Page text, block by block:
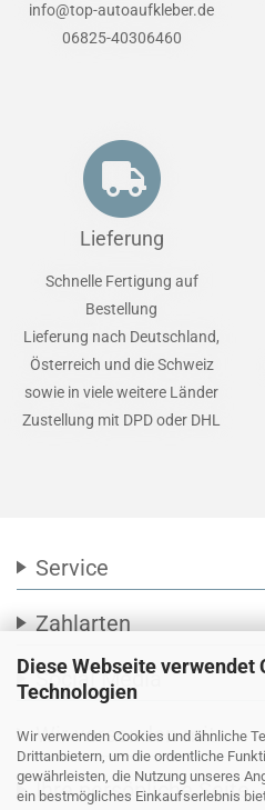
Diese Webseite verwendet
Technologien
Wir verwenden Cookies und ähnliche
Drittanbietern, um die ordentliche
gewährleisten, die Nutzung unseres
ein bestmögliches Einkaufserlebnis
info@top-autoaufkleber.de
06825-40306460
Lieferung
Schnelle Fertigung auf
Bestellung
Lieferung nach Deutschland,
Österreich und die Schweiz
sowie in viele weitere Länder
Zustellung mit DPD oder DHL
Service
Zahlarten
Social Media
Wir versenden mit
Ihre persönliche Seite